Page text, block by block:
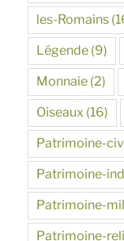
les-Romains
Légende (9)
Monnaie (2)
Oiseaux (16)
Patrimoine-
Patrimoine-
Patrimoine-
Patrimoine-